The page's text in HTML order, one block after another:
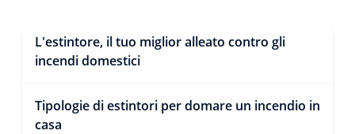
L'estintore, il tuo miglior alleato contro gli
incendi domestici
Tipologie di estintori per domare un incendio in
casa